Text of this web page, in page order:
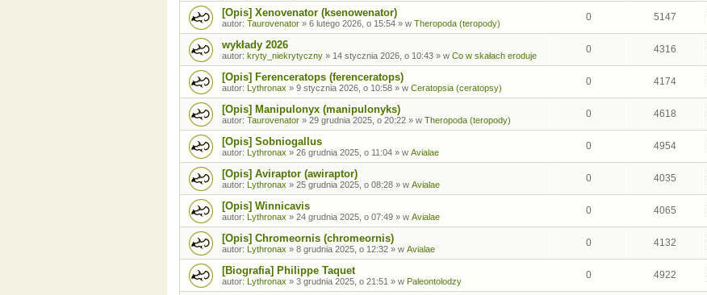
[Opis] Xenovenator (ksenowenator)
autor: Taurovenator » 6 lutego 2026, o 15:54 » w Theropoda (teropody)
0 5147
wykłady 2026
autor: kryty_niekrytyczny » 14 stycznia 2026, o 10:43 » w Co w skałach eroduje
0 4316
[Opis] Ferenceratops (ferenceratops)
autor: Lythronax » 9 stycznia 2026, o 10:58 » w Ceratopsia (ceratopsy)
0 4174
[Opis] Manipulonyx (manipulonyks)
autor: Taurovenator » 29 grudnia 2025, o 20:22 » w Theropoda (teropody)
0 4618
[Opis] Sobniogallus
autor: Lythronax » 26 grudnia 2025, o 11:04 » w Avialae
0 4954
[Opis] Aviraptor (awiraptor)
autor: Lythronax » 25 grudnia 2025, o 08:28 » w Avialae
0 4035
[Opis] Winnicavis
autor: Lythronax » 24 grudnia 2025, o 07:49 » w Avialae
0 4065
[Opis] Chromeornis (chromeornis)
autor: Lythronax » 8 grudnia 2025, o 12:32 » w Avialae
0 4132
[Biografia] Philippe Taquet
autor: Lythronax » 3 grudnia 2025, o 21:51 » w Paleontolodzy
0 4922